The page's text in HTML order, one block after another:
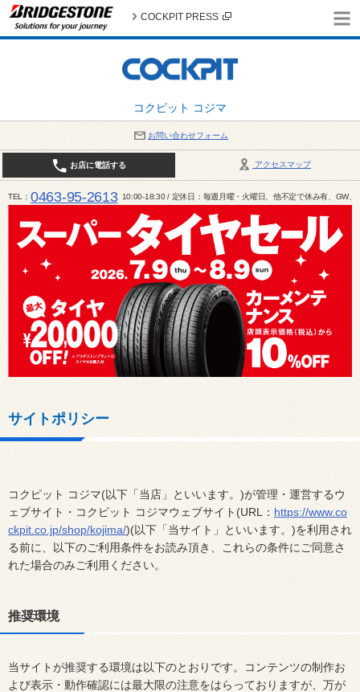
コクピット コジマ
COCKPIT PRESS
お問い合わせフォーム
アクセスマップ
お店に電話する
TEL 0463-95-2613 10:00-18:30 / 定休日：毎週月曜・火曜日、他不定で休み有、GW、
サイトポリシー
コクピット コジマ(以下「当店」といいます。)が管理・運営するウ
ェブサイト・コクピット コジマウェブサイト(URL： https://www.co
ckpit.co.jp/shop/kojima/)(以下「当サイト」といいます。)を利用され
る前に、以下のご利用条件をお読み頂き、これらの条件にご同意さ
れた場合のみご利用ください。
推奨環境
当サイトが推奨する環境は以下のとおりです。コンテンツの制作お
よび表示・動作確認には最大限の注意をはらっておりますが、万が